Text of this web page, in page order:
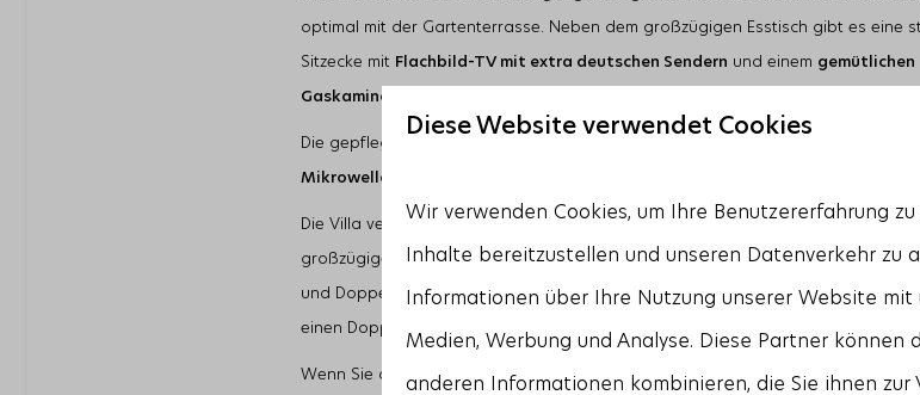
Banjaardstrand entfernt
Anzahl der Schlafzimmer mit
Wohnbereich
Flatscreen TV
Gaskamin
optimal mit der Gartenterrasse. Neben dem großzügigen Esstisch gibt es eine
Sitzecke mit Flachbild-TV mit extra deutschen Sendern und einem gemütlichen
Gaskaminofen
Die gepflegte offene Küche ist mit modernsten Geräten wie
Mikrowelle, Geschirrspüler
Die Villa verfügt über vier großzügige Schlafzimmer und zwei moderne
großzügige Master Bedroom hat ein privates Badezimmer mit bodengleicher
und Doppelwaschtisch. Das zweite Badezimmer verfügt über eine bodengleiche
einen Doppelwaschtisch. Auf dem Flur befindet sich eine separate Gästetoilette.
Wenn Sie die Terrassentüren im Wohnzimmer öffnen, betreten Sie die Terrasse
Diese Website verwendet Cookies
Wir verwenden Cookies, um Ihre Benutzererfahrung
Inhalte bereitzustellen und unseren Datenverkehr zu
Informationen über Ihre Nutzung unserer Website
Medien, Werbung und Analyse. Diese Partner können
anderen Informationen kombinieren, die Sie ihnen